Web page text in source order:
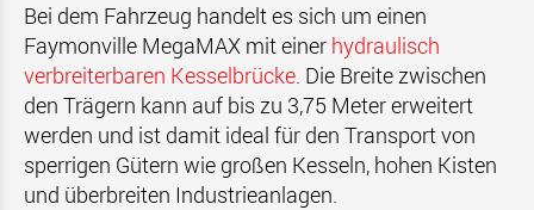
Bei dem Fahrzeug handelt es sich um einen
Faymonville MegaMAX mit einer hydraulisch
verbreiterbaren Kesselbrücke. Die Breite zwischen
den Trägern kann auf bis zu 3,75 Meter erweitert
werden und ist damit ideal für den Transport von
sperrigen Gütern wie großen Kesseln, hohen Kisten
und überbreiten Industrieanlagen.